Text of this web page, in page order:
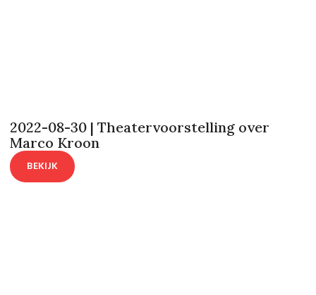
2022-08-30 | Theatervoorstelling over
Marco Kroon
BEKIJK